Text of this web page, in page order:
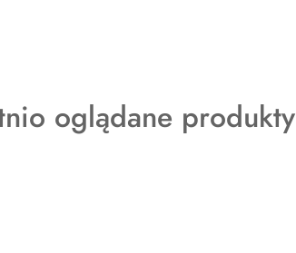
oglądane produkty